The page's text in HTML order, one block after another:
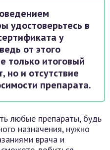
удостоверьтесь в
у
от этого
только итоговый
но и отсутствие
препарата.
любые препараты, будь
назначения, нужно
врача и